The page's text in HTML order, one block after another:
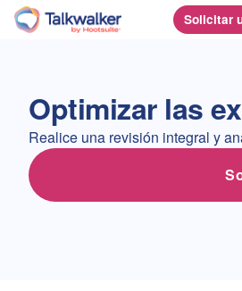
Saltar
Página principal Solicitar
Optimizar las
Realice una revisión integral y